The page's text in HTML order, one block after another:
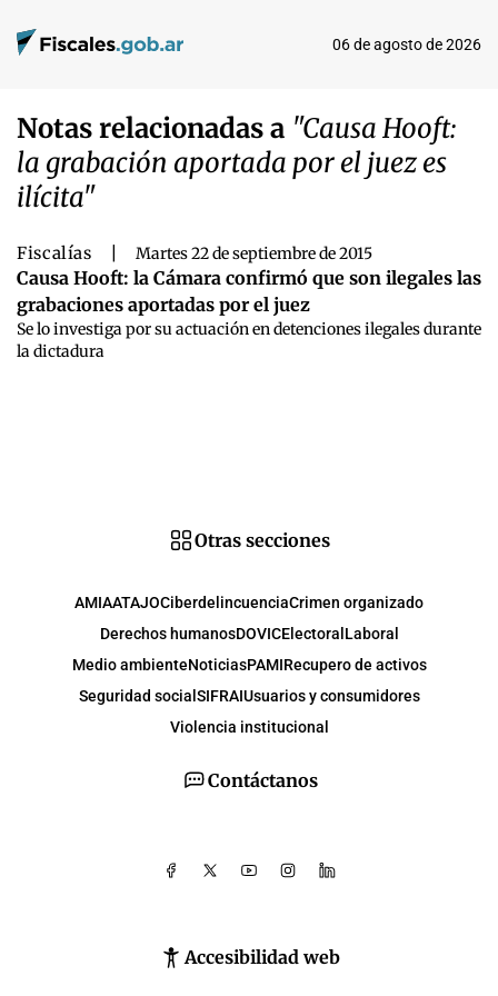
06 de agosto de 2026
Notas relacionadas a "Causa Hooft:
la grabación aportada por el juez es
ilícita"
Fiscalías Martes 22 de septiembre de 2015
Causa Hooft: la Cámara confirmó que son ilegales las
grabaciones aportadas por el juez
Se lo investiga por su actuación en detenciones ilegales durante
la dictadura
Contáctanos
Accesibilidad web
Otras secciones
AMIAATAJOCiberdelincuenciaCrimen organizado
Derechos humanosDOVICElectoral Laboral
Medio ambienteNoticiasPAMIRecupero de activos
Seguridad social SIFRAIUsuarios y consumidores
Violencia institucional